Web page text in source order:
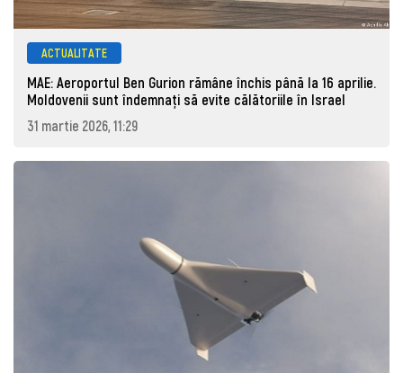
ACTUALITATE
MAE: Aeroportul Ben Gurion rămâne închis până la 16 aprilie.
Moldovenii sunt îndemnați să evite călătoriile în Israel
31 martie 2026, 11:29